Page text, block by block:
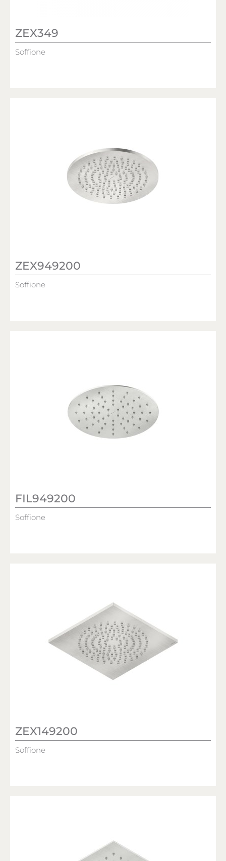
ZEX349
Soffione
ZEX949200
Soffione
FIL949200
Soffione
ZEX149200
Soffione